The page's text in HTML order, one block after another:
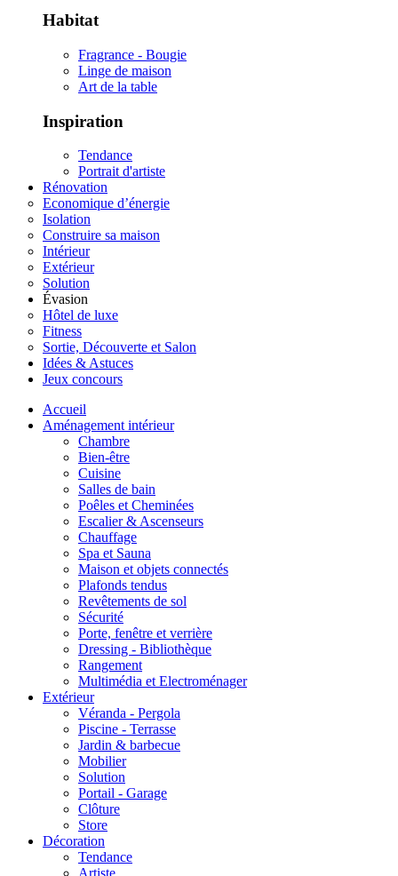
Habitat
Fragrance - Bougie
Linge de maison
Art de la table
Inspiration
Tendance
Portrait d'artiste
Rénovation
Economique d’énergie
Isolation
Construire sa maison
Intérieur
Extérieur
Solution
Évasion
Hôtel de luxe
Fitness
Sortie, Découverte et Salon
Idées & Astuces
Jeux concours
Accueil
Aménagement intérieur
Chambre
Bien-être
Cuisine
Salles de bain
Poêles et Cheminées
Escalier & Ascenseurs
Chauffage
Spa et Sauna
Maison et objets connectés
Plafonds tendus
Revêtements de sol
Sécurité
Porte, fenêtre et verrière
Dressing - Bibliothèque
Rangement
Multimédia et Electroménager
Extérieur
Véranda - Pergola
Piscine - Terrasse
Jardin & barbecue
Mobilier
Solution
Portail - Garage
Clôture
Store
Décoration
Tendance